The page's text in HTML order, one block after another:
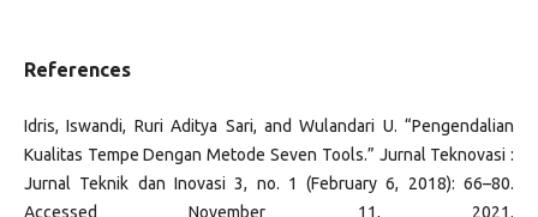
References
Idris, Iswandi, Ruri Aditya Sari, and Wulandari U. “Pengendalian
Kualitas Tempe Dengan Metode Seven Tools.” Jurnal Teknovasi :
Jurnal Teknik dan Inovasi 3, no. 1 (February 6, 2018): 66–80.
Accessed November 11, 2021.